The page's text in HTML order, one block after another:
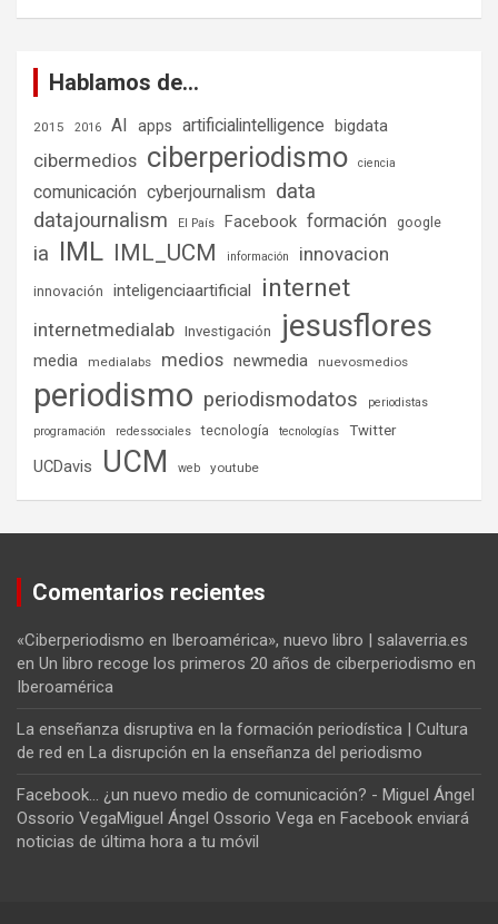
Hablamos de…
2015 2016 AI apps artificialintelligence bigdata
cibermedios ciberperiodismo ciencia
comunicación cyberjournalism data
datajournalism El País Facebook formación google
ia IML IML_UCM información innovacion
innovación inteligenciaartificial internet
internetmedialab Investigación jesusflores
media medialabs medios newmedia nuevosmedios
periodismo periodismodatos
periodistas
programación
redessociales tecnología tecnologías Twitter
UCDavis UCM web youtube
Comentarios recientes
«Ciberperiodismo en Iberoamérica», nuevo libro | salaverria.es
en Un libro recoge los primeros 20 años de ciberperiodismo en
Iberoamérica
La enseñanza disruptiva en la formación periodística | Cultura
de red en La disrupción en la enseñanza del periodismo
Facebook... ¿un nuevo medio de comunicación? - Miguel Ángel
Ossorio VegaMiguel Ángel Ossorio Vega en Facebook enviará
noticias de última hora a tu móvil